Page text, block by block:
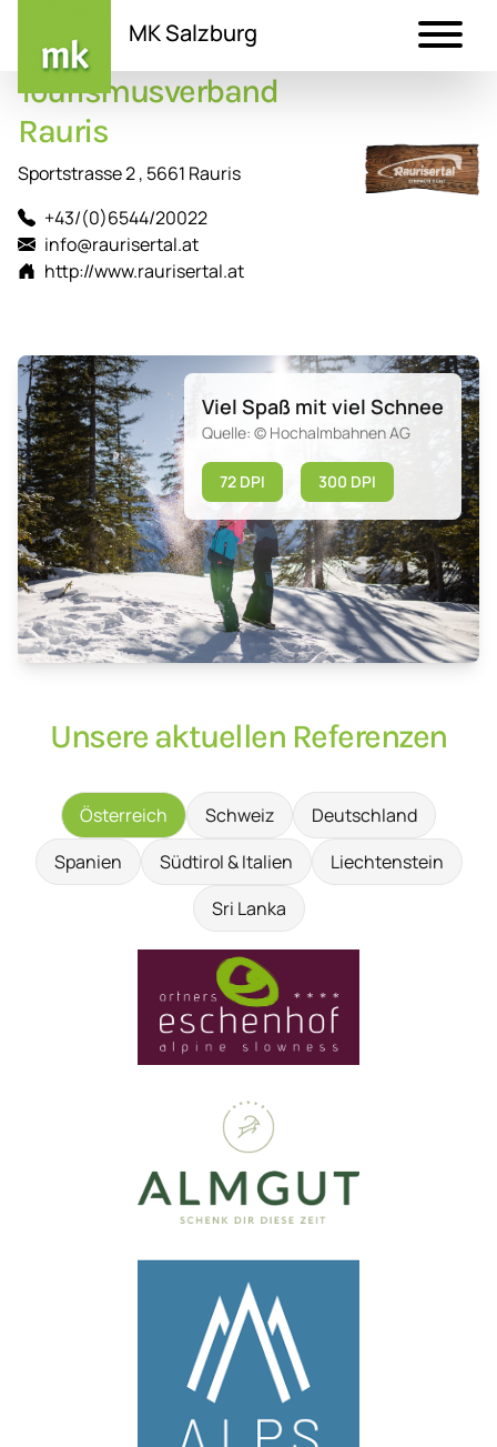
Inhalt
MK Salzburg
Tourismusverband
Rauris
Sportstrasse 2 , 5661 Rauris
+43/(0)6544/20022
info@raurisertal.at
http://www.raurisertal.at
Viel Spaß mit viel Schnee
Quelle: © Hochalmbahnen AG
72 DPI 300 DPI
Unsere aktuellen Referenzen
Österreich Schweiz
Deutschland
Spanien
Südtirol & Italien
Liechtenstein
Sri Lanka